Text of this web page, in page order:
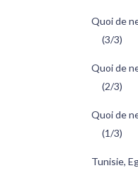
Quoi de
(3/3)
Quoi de
(2/3)
Quoi de
(1/3)
Tunisie,